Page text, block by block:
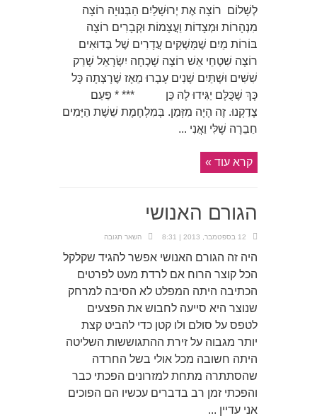
לְשָׁלוֹם רוֹצָה אֶת יְרוּשָׁלַיִם הַבְּנוּיָה רוֹצָה
מִנְהָרוֹת וּמְצָדוֹת וַעֲצָמוֹת וּקְבָרִים רוֹצָה
בּוֹרוֹת מַיִם שֶׁמַּשְׁקִים עֲדָרִים שֶׁל בֶּדוּאִים
רוֹצָה שִׁטְחֵי אֵשׁ רוֹצָה שָׁכְחָה יִשְׂרָאֵל שָׁרַק
שִׁשִּׁים וּשְׁתַּיִם שָׁנִים עָבְרוּ מֵאָז שֶׁרָצְתָה כָּל
כָּךְ שֶׁכֻּלָּם יַגִּידוּ לָהּ כֵּן *** * פַּעַם
צָדַקְנוּ. זֶה הָיָה מִזְּמַן. בְּמִלְחֶמֶת שֵׁשֶׁת הַיָּמִים
חַבֵרָה שֶׁלִּי וַאֲנִי ...
קרא עוד »
הגורם האנושי
12 בספטמבר, 2013 | 8:31 השאר תגובה
היה זה הגורם האנושי אפשר להגיד שקלקל
הכל קוצר הרוח אם לרדת מעט לפרטים
הכתיבה היתה המפלט לא הסיבה למרחק
שנוצר היא סייעה לחבוש את הפצעים
לטפס על סולם ולו קטן כדי להביט קצת
יותר מגבוה על זירת ההתגוששות השליטה
היתה חשובה מכל אולי בשל החרדה
שהסתתרה מתחת למזרונים הפכתי כבר
והפכתי זמן רב בדברים עכשיו הם הפוכים
אני עדיין ...